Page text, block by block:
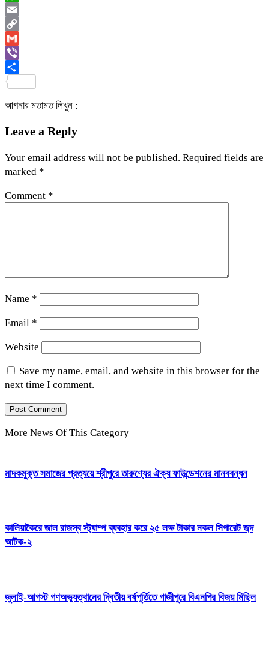
WhatsApp
Email
Copy
Link
Gmail
Viber
আপনার মতামত লিখুন :
Leave a Reply
Your email address will not be published. Required fields are
marked *
Comment *
Name *
Email *
Website
Save my name, email, and website in this browser for the
next time I comment.
More News Of This Category
মাদকমুক্ত সমাজের প্রত্যয়ে শ্রীপুরে তারুণ্যের ঐক্য ফাউন্ডেশনের মানববন্ধন
কালিয়াকৈরে জাল রাজস্ব স্ট্যাম্প ব্যবহার করে ২৫ লক্ষ টাকার নকল সিগারেট জব্দ
আটক-২
জুলাই-আগস্ট গণঅভ্যুত্থানের দ্বিতীয় বর্ষপূর্তিতে গাজীপুরে বিএনপির বিজয় মিছিল